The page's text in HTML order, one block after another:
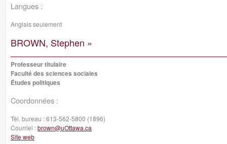
Langues :
Anglais seulement
BROWN, Stephen »
Professeur titulaire
Faculté des sciences sociales
Études politiques
Coordonnées :
Tél. bureau :613-562-5800 (1896)
Courriel :brown@uOttawa.ca
Site web